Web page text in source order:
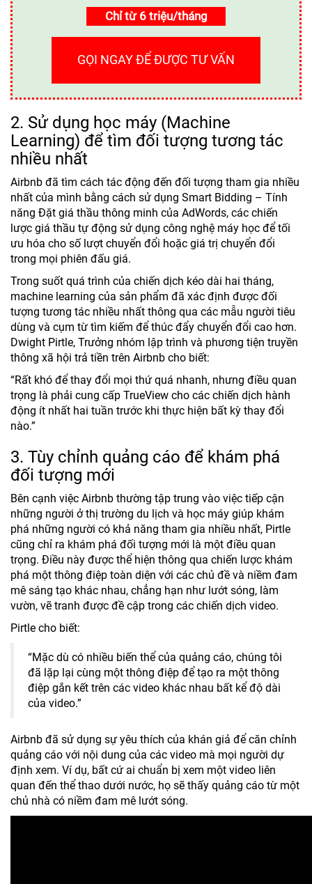
Chỉ từ 6 triệu/tháng
GỌI NGAY ĐỂ ĐƯỢC TƯ VẤN
2. Sử dụng học máy (Machine
Learning) để tìm đối tượng tương tác
nhiều nhất
Airbnb đã tìm cách tác động đến đối tượng tham gia nhiều
nhất của mình bằng cách sử dụng Smart Bidding – Tính
năng Đặt giá thầu thông minh của AdWords, các chiến
lược giá thầu tự động sử dụng công nghệ máy học để tối
ưu hóa cho số lượt chuyển đổi hoặc giá trị chuyển đổi
trong mọi phiên đấu giá.
Trong suốt quá trình của chiến dịch kéo dài hai tháng,
machine learning của sản phẩm đã xác định được đối
tượng tương tác nhiều nhất thông qua các mẫu người tiêu
dùng và cụm từ tìm kiếm để thúc đẩy chuyển đổi cao hơn.
Dwight Pirtle, Trưởng nhóm lập trình và phương tiện truyền
thông xã hội trả tiền trên Airbnb cho biết:
“Rất khó để thay đổi mọi thứ quá nhanh, nhưng điều quan
trọng là phải cung cấp TrueView cho các chiến dịch hành
động ít nhất hai tuần trước khi thực hiện bất kỳ thay đổi
nào.”
3. Tùy chỉnh quảng cáo để khám phá
đối tượng mới
Bên cạnh việc Airbnb thường tập trung vào việc tiếp cận
những người ở thị trường du lịch và học máy giúp khám
phá những người có khả năng tham gia nhiều nhất, Pirtle
cũng chỉ ra khám phá đối tượng mới là một điều quan
trọng. Điều này được thể hiện thông qua chiến lược khám
phá một thông điệp toàn diện với các chủ đề và niềm đam
mê sáng tạo khác nhau, chẳng hạn như lướt sóng, làm
vườn, vẽ tranh được đề cập trong các chiến dịch video.
Pirtle cho biết:
“Mặc dù có nhiều biến thể của quảng cáo, chúng tôi
đã lặp lại cùng một thông điệp để tạo ra một thông
điệp gắn kết trên các video khác nhau bất kể độ dài
của video.”
Airbnb đã sử dụng sự yêu thích của khán giả để căn chỉnh
quảng cáo với nội dung của các video mà mọi người dự
định xem. Ví dụ, bất cứ ai chuẩn bị xem một video liên
quan đến thể thao dưới nước, họ sẽ thấy quảng cáo từ một
chủ nhà có niềm đam mê lướt sóng.